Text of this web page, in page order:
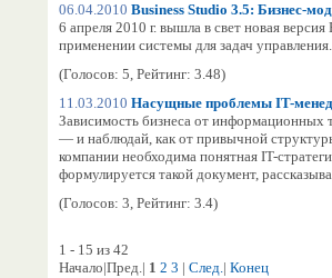
06.04.2010 Business Studio 3.5: Бизнес-
6 апреля 2010 г. вышла в свет новая
применении системы для задач управления.
(Голосов: 5, Рейтинг: 3.48)
11.03.2010 Насущные проблемы IT-
Зависимость бизнеса от
— и наблюдай, как от привычной
компании необходима понятная IT-
формулируется такой документ,
(Голосов: 3, Рейтинг: 3.4)
1 - 15 из 42
Начало|Пред.| 1 2 3 | След.| Конец